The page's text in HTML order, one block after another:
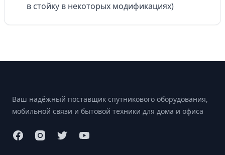
в стойку в некоторых модификациях)
Ваш надёжный поставщик спутникового оборудования,
мобильной связи и бытовой техники для дома и офиса